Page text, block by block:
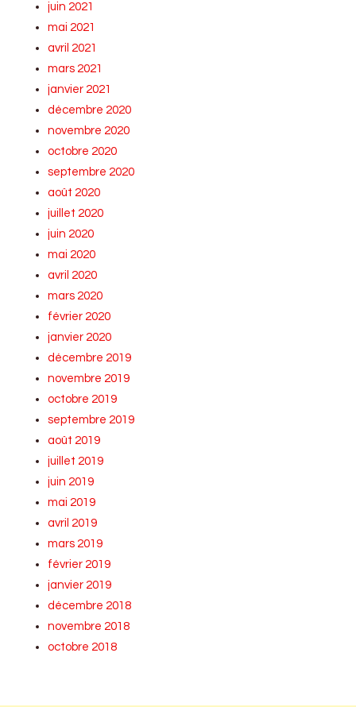
juin 2021
mai 2021
avril 2021
mars 2021
janvier 2021
décembre 2020
novembre 2020
octobre 2020
septembre 2020
août 2020
juillet 2020
juin 2020
mai 2020
avril 2020
mars 2020
février 2020
janvier 2020
décembre 2019
novembre 2019
octobre 2019
septembre 2019
août 2019
juillet 2019
juin 2019
mai 2019
avril 2019
mars 2019
février 2019
janvier 2019
décembre 2018
novembre 2018
octobre 2018